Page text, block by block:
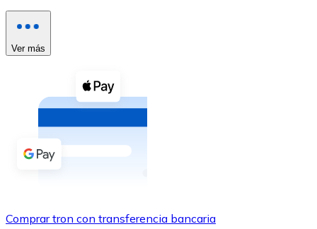
Ver todo
Compra criptomonedas con efectivo en tu tienda más
Comprar con efectivo
Transferencia SEPA
Añade fondos a tu cuenta Bitnovo o realiza compras
Comprar con Transferencia
Utiliza tarjetas Visa y Mastercard para comprar
Ver más
Comprar tron con transferencia bancaria